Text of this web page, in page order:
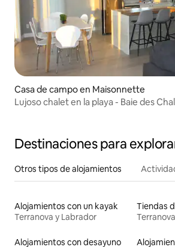
Casa de campo en Maisonnette
Lujoso chalet en la playa - Baie des
Destinaciones para
Otros tipos de alojamientos
Alojamientos con un kayak
Terranova y Labrador
Alojamientos con desayuno